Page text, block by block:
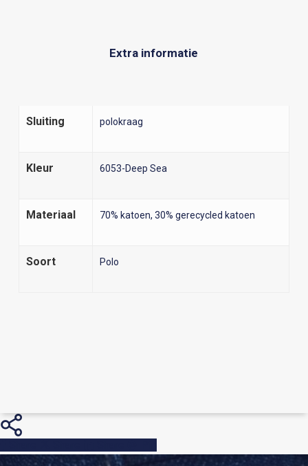
Extra informatie
Sluiting polokraag
Kleur 6053-Deep Sea
Materiaal 70% katoen, 30% gerecycled katoen
Soort Polo